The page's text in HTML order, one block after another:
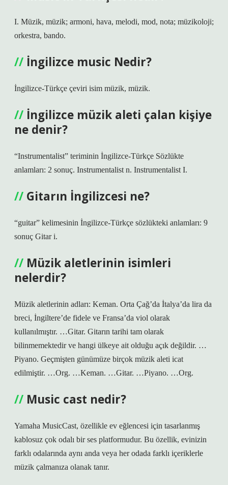
I. Müzik, müzik; armoni, hava, melodi, mod, nota; müzikoloji;
orkestra, bando.
İngilizce music Nedir?
İngilizce-Türkçe çeviri isim müzik, müzik.
İngilizce müzik aleti çalan kişiye
ne denir?
“Instrumentalist” teriminin İngilizce-Türkçe Sözlükte
anlamları: 2 sonuç. Instrumentalist n. Instrumentalist I.
Gitarın İngilizcesi ne?
“guitar” kelimesinin İngilizce-Türkçe sözlükteki anlamları: 9
sonuç Gitar i.
Müzik aletlerinin isimleri
nelerdir?
Müzik aletlerinin adları: Keman. Orta Çağ’da İtalya’da lira da
breci, İngiltere’de fidele ve Fransa’da viol olarak
kullanılmıştır. …Gitar. Gitarın tarihi tam olarak
bilinmemektedir ve hangi ülkeye ait olduğu açık değildir. …
Piyano. Geçmişten günümüze birçok müzik aleti icat
edilmiştir. …Org. …Keman. …Gitar. …Piyano. …Org.
Music cast nedir?
Yamaha MusicCast, özellikle ev eğlencesi için tasarlanmış
kablosuz çok odalı bir ses platformudur. Bu özellik, evinizin
farklı odalarında aynı anda veya her odada farklı içeriklerle
müzik çalmanıza olanak tanır.